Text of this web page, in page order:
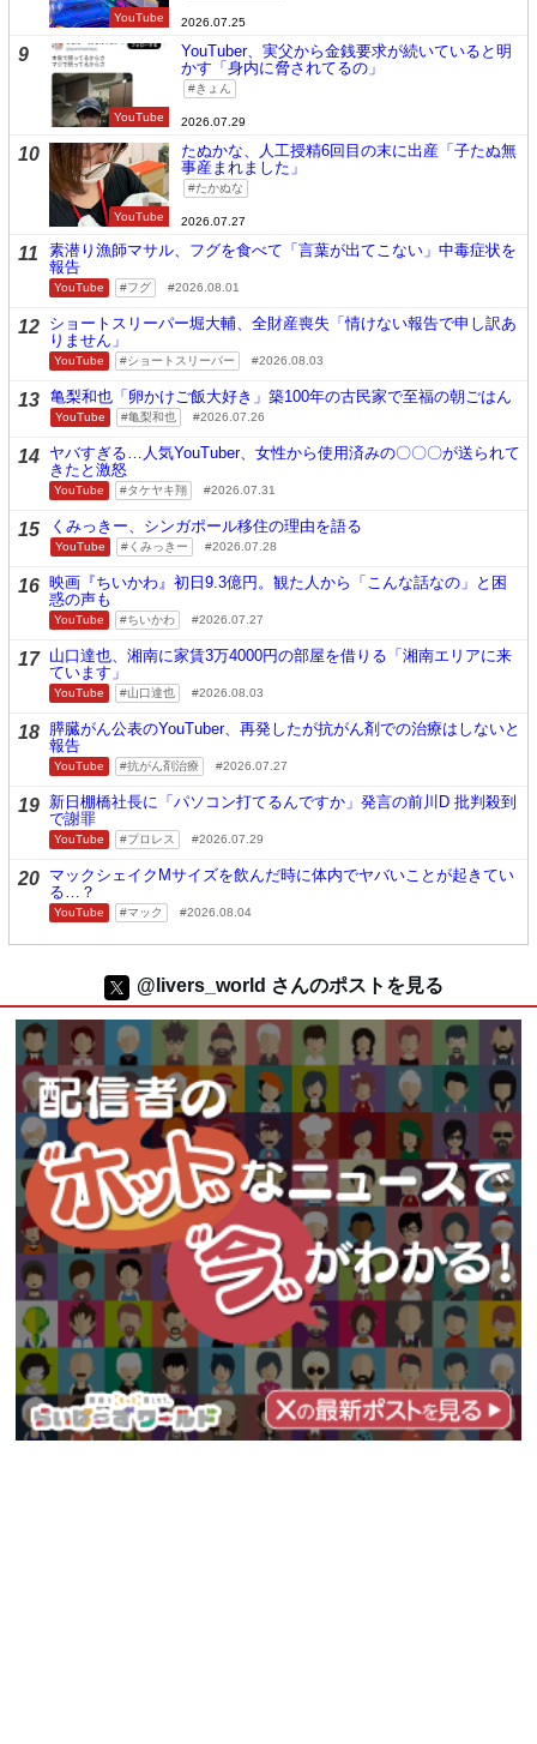
YouTube 2026.07.25
9
YouTube
YouTuber、実父から金銭要求が続いていると明
かす「身内に脅されてるの」
きょん
2026.07.29
10
YouTube
たぬかな、人工授精6回目の末に出産「子たぬ無
事産まれました」
たかぬな
2026.07.27
11
素潜り漁師マサル、フグを食べて「言葉が出てこない」中毒症状を
報告
YouTube フグ 2026.08.01
12 ショートスリーパー堀大輔、全財産喪失「情けない報告で申し訳あ
りません」
YouTube ショートスリーパー 2026.08.03
13 亀梨和也「卵かけご飯大好き」築100年の古民家で至福の朝ごはん
YouTube 亀梨和也 2026.07.26
14 ヤバすぎる…人気YouTuber、女性から使用済みの〇〇〇が送られて
きたと激怒
YouTube タケヤキ翔 2026.07.31
15 くみっきー、シンガポール移住の理由を語る
YouTube くみっきー 2026.07.28
16 映画『ちいかわ』初日9.3億円。観た人から「こんな話なの」と困
惑の声も
YouTube ちいかわ 2026.07.27
17 山口達也、湘南に家賃3万4000円の部屋を借りる「湘南エリアに来
ています」
YouTube 山口達也 2026.08.03
18 膵臓がん公表のYouTuber、再発したが抗がん剤での治療はしないと
報告
YouTube 抗がん剤治療 2026.07.27
19 新日棚橋社長に「パソコン打てるんですか」発言の前川D 批判殺到
で謝罪
YouTube プロレス 2026.07.29
20 マックシェイクMサイズを飲んだ時に体内でヤバいことが起きてい
る…？
YouTube マック 2026.08.04
@livers_world さんのポストを見る